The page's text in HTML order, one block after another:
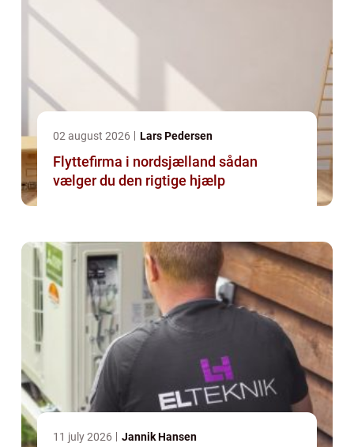
02 august 2026 Lars Pedersen
Flyttefirma i nordsjælland sådan
vælger du den rigtige hjælp
11 july 2026 Jannik Hansen